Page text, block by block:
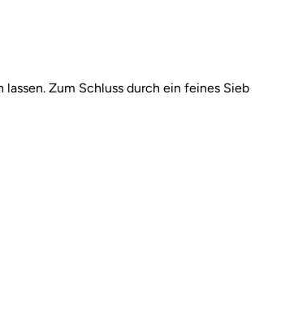
Zum Schluss durch ein feines Sieb